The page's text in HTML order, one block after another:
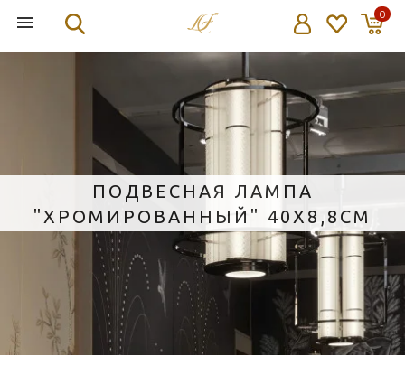
0
ПОДВЕСНАЯ ЛАМПА
"ХРОМИРОВАННЫЙ" 40X8,8СМ